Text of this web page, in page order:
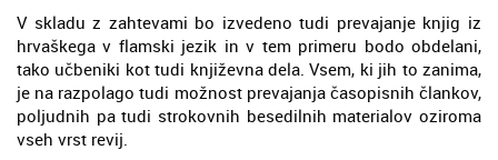
V skladu z zahtevami bo izvedeno tudi prevajanje knjig iz
hrvaškega v flamski jezik in v tem primeru bodo obdelani,
tako učbeniki kot tudi književna dela. Vsem, ki jih to zanima,
je na razpolago tudi možnost prevajanja časopisnih člankov,
poljudnih pa tudi strokovnih besedilnih materialov oziroma
vseh vrst revij.